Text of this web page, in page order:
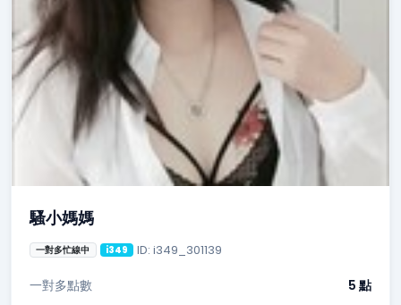
騷小媽媽
一對多忙線中 i349 ID: i349_301139
一對多點數 5 點